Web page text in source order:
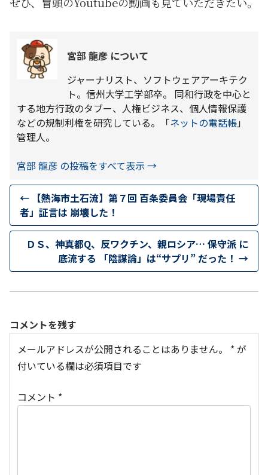
宮部 龍彦 について
ジャーナリスト、ソフトウェアアーキテク
ト。信州大学工学部卒。 同和行政を中心と
する地方行政のタブー、人権ビジネス、個人情報保護
などの規制利権を研究している。「ネットの電話帳」
管理人。
宮部 龍彦 の投稿をすべて表示 →
← 【熱海市土石流】第７回 百条委員会「現場責任
者」証言は 崩壊した！
ＤＳ、神真都Q、反ワクチン、親ロシア… 保守派 に
底流する 「陰謀論」は“サプリ” だった！ →
コメントを残す
メールアドレスが公開されることはありません。
*が
付いている欄は必須項目です
コメント *